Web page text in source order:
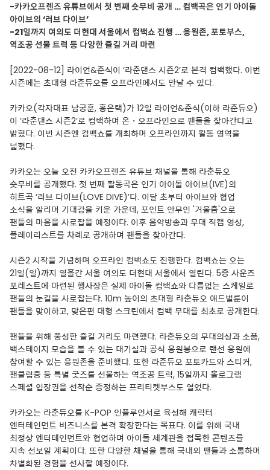
-카카오프렌즈 유튜브에서 첫 번째 숏무비 공개 … 컴백곡은 인기 아이돌
아이브의 ‘러브 다이브’
-21일까지 여의도 더현대 서울에서 컴백쇼 진행 … 응원존, 포토부스,
역조공 선물 트럭 등 다양한 즐길 거리 마련
[2022-08-12] 라이언&춘식이 ‘라춘댄스 시즌2’로 본격 컴백했다. 이번
시즌에는 초대형 라춘듀오를 오프라인에서도 만날 수 있다.
카카오(각자대표 남궁훈, 홍은택)가 12일 라이언&춘식(이하 라춘듀오)
이 ‘라춘댄스 시즌2’로 컴백하며 온・오프라인으로 팬들을 찾아간다고
밝혔다. 이번 시즌엔 컴백쇼를 개최하며 오프라인까지 활동 영역을
넓혔다.
카카오는 오늘 오전 카카오프렌즈 유튜브 채널을 통해 라춘듀오
숏무비를 공개했다. 첫 번째 활동곡은 인기 아이돌 아이브(IVE)의
히트곡 ‘러브 다이브(LOVE DIVE)’다. 이달 초부터 아이브와 협업
소식을 알리며 기대감을 키운 가운데, 포인트 안무인 '거울춤'으로
팬들의 마음을 사로잡을 예정이다. 이후 음악방송과 무대 직캠 영상,
플레이리스트를 차례로 공개하며 팬들을 찾아간다.
시즌2 시작을 기념하며 오프라인 컴백쇼도 진행한다. 컴백쇼는 오는
21일(일)까지 열흘간 서울 여의도 더현대 서울에서 열린다. 5층 사운즈
포레스트에 마련된 행사장은 실제 아이돌 컴백쇼와 다름없는 스케일로
팬들의 눈길을 사로잡는다. 10m 높이의 초대형 라춘듀오 애드벌룬이
팬들을 맞이하고, 맞은편 대형 스크린에서 컴백 무대를 최초로 공개한다.
팬들을 위해 풍성한 즐길 거리도 마련했다. 라춘듀오의 무대의상과 소품,
백스테이지 모습을 볼 수 있는 대기실과 공식 응원봉으로 랜선 응원에
참여할 수 있는 응원존을 준비했다. 또한 라춘듀오 포토카드와 스티커,
팬클럽증 등 특별 굿즈를 선물하는 역조공 트럭, 15일까지 홀로그램
스페셜 입장권을 선착순 증정하는 프리티켓부스도 열었다.
카카오는 라춘듀오를 K-POP 인플루언서로 육성해 캐릭터
엔터테인먼트 비즈니스를 본격 확장한다는 목표다. 이를 위해 국내
최정상 엔터테인먼트와 협업하며 아이돌 세계관을 접목한 콘텐츠를
지속 선보일 계획이다. 또한 다양한 채널을 통해 국내외 팬들과 소통하며
차별화된 경험을 선사할 예정이다.